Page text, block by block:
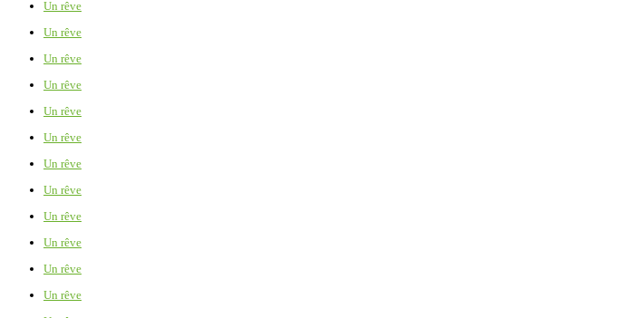
Un rêve
Un rêve
Un rêve
Un rêve
Un rêve
Un rêve
Un rêve
Un rêve
Un rêve
Un rêve
Un rêve
Un rêve